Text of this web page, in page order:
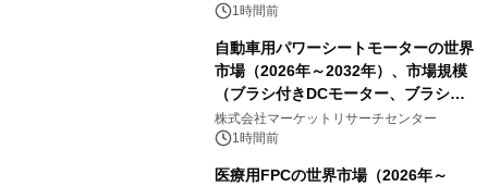
1時間前
自動車用パワーシートモーターの世界
市場（2026年～2032年）、市場規模
（ブラシ付きDCモーター、ブラシレ
スDCモーター）・分析レポートを発
表
株式会社マーケットリサーチセンター
1時間前
医療用FPCの世界市場（2026年～